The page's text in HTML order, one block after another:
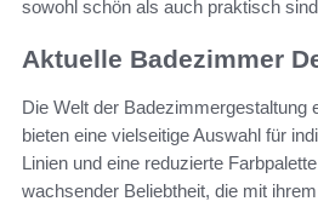
sowohl schön als auch praktisch
Aktuelle Badezimmer
Die Welt der
bieten eine vielseitige Auswahl für
Linien und eine reduzierte
wachsender Beliebtheit, die mit